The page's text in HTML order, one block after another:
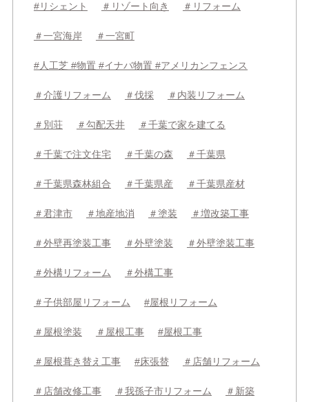
#リシェント ＃リゾート向き ＃リフォーム
＃一宮海岸 ＃一宮町
#人工芝 #物置 #イナバ物置 #アメリカンフェンス
＃介護リフォーム ＃伐採 ＃内装リフォーム
＃別荘 ＃勾配天井 ＃千葉で家を建てる
＃千葉で注文住宅 ＃千葉の森 ＃千葉県
＃千葉県森林組合 ＃千葉県産 ＃千葉県産材
＃君津市 ＃地産地消 ＃塗装 ＃増改築工事
＃外壁再塗装工事 ＃外壁塗装 ＃外壁塗装工事
＃外構リフォーム ＃外構工事
＃子供部屋リフォーム #屋根リフォーム
＃屋根塗装 ＃屋根工事 #屋根工事
＃屋根葺き替え工事 #床張替 ＃店舗リフォーム
＃店舗改修工事 ＃我孫子市リフォーム ＃新築